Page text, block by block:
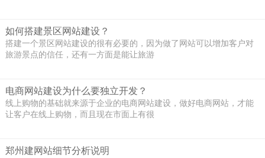
如何搭建景区网站建设？
搭建一个景区网站建设的很有必要的，因为做了网站可以增加客户对
旅游景点的信任，还有一方面是能让旅游
电商网站建设为什么要独立开发？
线上购物的基础就来源于企业的电商网站建设，做好电商网站，才能
让客户在线上购物，而且现在市面上有很
郑州建网站细节分析说明